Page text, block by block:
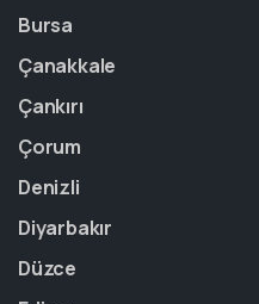
Bursa
Çanakkale
Çankırı
Çorum
Denizli
Diyarbakır
Düzce